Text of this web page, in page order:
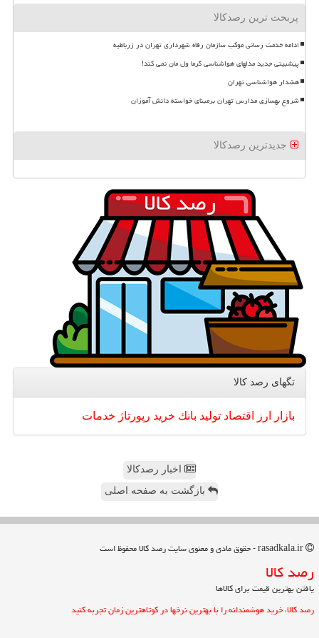
پربحث ترین رصدکالا
ادامه خدمت رسانی موکب سازمان رفاه شهرداری تهران در زرباطیه
پیشبینی جدید مدلهای هواشناسی گرما ول مان نمی کند!
هشدار هواشناسی تهران
شروع بهسازی مدارس تهران برمبنای خواسته دانش آموزان
جدیدترین رصدکالا
تگهای رصد كالا
بازار ارز اقتصاد تولید بانك خرید رپورتاژ خدمات
اخبار رصدکالا
بازگشت به صفحه اصلی
رصد كالا
یافتن بهترین قیمت برای کالاها
رصد کالا، خرید هوشمندانه را با بهترین نرخها در کوتاهترین زمان تجربه کنید